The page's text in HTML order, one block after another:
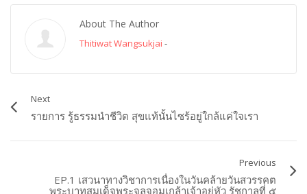
About The Author
Thitiwat Wangsukjai -
Next
รายการ รู้ธรรมนำชีวิต สุขแท้นั้นไซร้อยู่ใกล้แค่ใจเรา
Previous
EP.1 เสวนาทางวิชาการเนื่องในวันคล้ายวันสวรรคต
พระบาทสมเด็จพระจุลจอมเกล้าเจ้าอยู่หัว รัชกาลที่ ๕